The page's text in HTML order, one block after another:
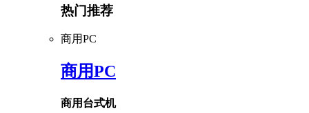
热门推荐
商用PC
商用PC
商用台式机